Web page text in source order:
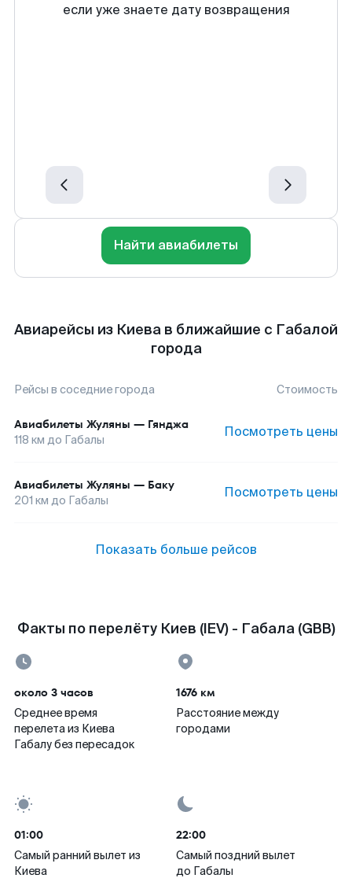
если уже знаете дату возвращения
Найти авиабилеты
Авиарейсы из Киева в ближайшие с Габалой
города
Рейсы в соседние города Стоимость
Авиабилеты Жуляны — Гянджа
118 км до Габалы Посмотреть цены
Авиабилеты Жуляны — Баку
201 км до Габалы Посмотреть цены
Показать больше рейсов
Факты по перелёту Киев (IEV) - Габала (GBB)
около 3 часов
Среднее время
перелета из Киева
Габалу без пересадок
1676 км
Расстояние между
городами
01:00
Самый ранний вылет из
Киева
22:00
Самый поздний вылет
до Габалы